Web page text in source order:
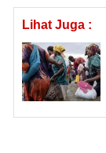
Lihat Juga :